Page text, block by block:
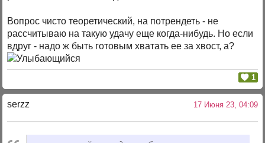
Вопрос чисто теоретический, на потрендеть - не
рассчитываю на такую удачу еще когда-нибудь. Но если
вдруг - надо ж быть готовым хватать ее за хвост, а?
1
serzz 17 Июня 23, 04:09